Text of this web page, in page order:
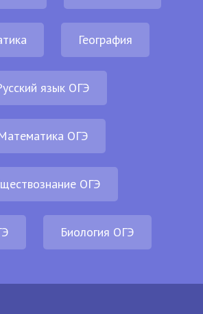
География
язык ОГЭ
ОГЭ
ОГЭ
Биология ОГЭ